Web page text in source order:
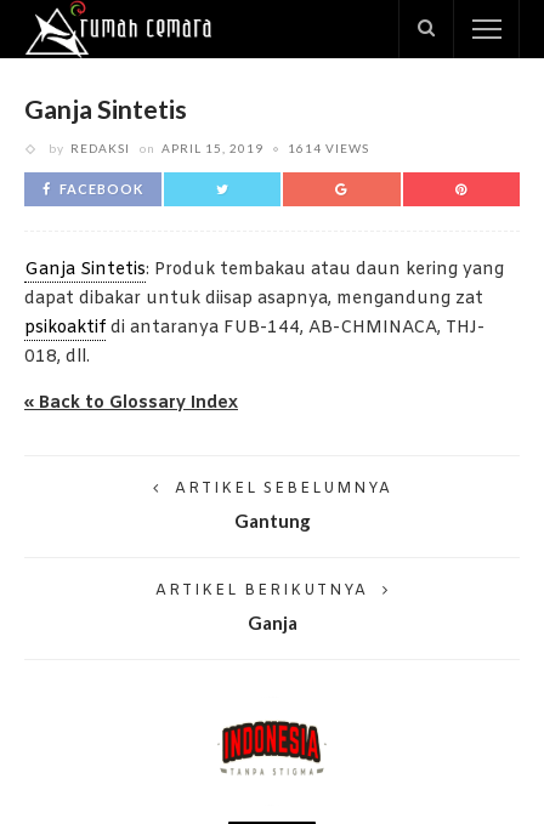
Ganja Sintetis
by REDAKSI on APRIL 15, 2019 1614 VIEWS
FACEBOOK
Ganja Sintetis: Produk tembakau atau daun kering yang
dapat dibakar untuk diisap asapnya, mengandung zat
psikoaktif di antaranya FUB-144, AB-CHMINACA, THJ-
018, dll.
« Back to Glossary Index
ARTIKEL SEBELUMNYA
Gantung
ARTIKEL BERIKUTNYA
Ganja